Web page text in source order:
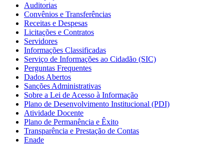
Auditorias
Convênios e Transferências
Receitas e Despesas
Licitações e Contratos
Servidores
Informações Classificadas
Serviço de Informações ao Cidadão (SIC)
Perguntas Frequentes
Dados Abertos
Sanções Administrativas
Sobre a Lei de Acesso à Informação
Plano de Desenvolvimento Institucional (PDI)
Atividade Docente
Plano de Permanência e Êxito
Transparência e Prestação de Contas
Enade